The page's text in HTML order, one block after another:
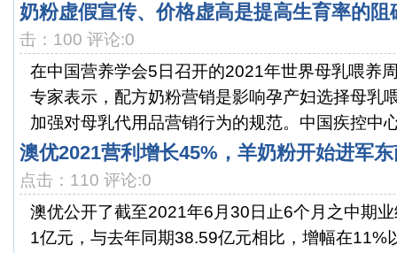
奶粉虚假宣传、价格虚高是提高生育率的阻
击：100 评论:0
在中国营养学会5日召开的2021年世界母乳喂养
专家表示，配方奶粉营销是影响孕产妇选择母乳
加强对母乳代用品营销行为的规范。中国疾控中
澳优2021营利增长45%，羊奶粉开始进军
点击：110 评论:0
澳优公开了截至2021年6月30日止6个月之中期
1亿元，与去年同期38.59亿元相比，增幅在11%